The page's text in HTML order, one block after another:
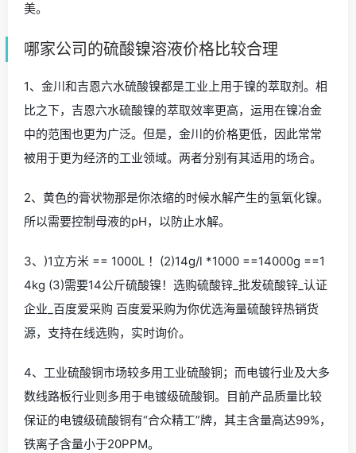
美。
哪家公司的硫酸镍溶液价格比较合理
1、金川和吉恩六水硫酸镍都是工业上用于镍的萃取剂。相
比之下，吉恩六水硫酸镍的萃取效率更高，运用在镍冶金
中的范围也更为广泛。但是，金川的价格更低，因此常常
被用于更为经济的工业领域。两者分别有其适用的场合。
2、黄色的膏状物那是你浓缩的时候水解产生的氢氧化镍。
所以需要控制母液的pH，以防止水解。
3、)1立方米 == 1000L ！(2)14g/l *1000 ==14000g ==1
4kg (3)需要14公斤硫酸镍！选购硫酸锌_批发硫酸锌_认证
企业_百度爱采购 百度爱采购为你优选海量硫酸锌热销货
源，支持在线选购，实时询价。
4、工业硫酸铜市场较多用工业硫酸铜；而电镀行业及大多
数线路板行业则多用于电镀级硫酸铜。目前产品质量比较
保证的电镀级硫酸铜有“合众精工”牌，其主含量高达99%，
铁离子含量小于20PPM。